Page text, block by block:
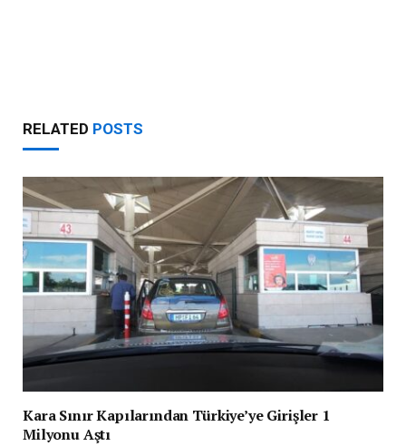
RELATED POSTS
Kara Sınır Kapılarından Türkiye’ye Girişler 1
Milyonu Aştı